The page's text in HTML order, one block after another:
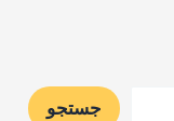
جستجو